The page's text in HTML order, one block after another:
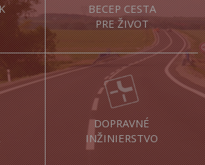
BECEP CESTA
PRE ŽIVOT
DOPRAVNÉ
INŽINIERSTVO